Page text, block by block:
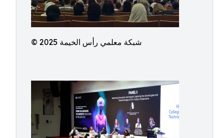
© شبكة معلمي رأس الخيمة 2025